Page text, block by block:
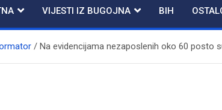
VIJESTI IZ BUGOJNA BIH
Na evidencijama nezaposlenih oko 60 posto